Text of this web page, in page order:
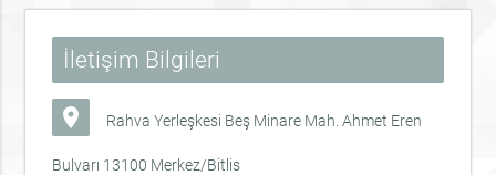
İletişim Bilgileri
room Rahva Yerleşkesi Beş Minare Mah. Ahmet Eren
Bulvarı 13100 Merkez/Bitlis